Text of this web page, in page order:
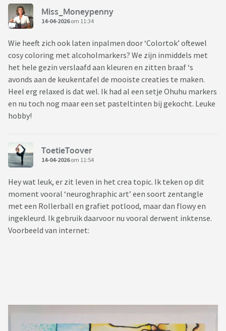
Miss_Moneypenny
14-04-2026om 11:34
Wie heeft zich ook laten inpalmen door ‘Colortok’ oftewel
cosy coloring met alcoholmarkers? We zijn inmiddels met
het hele gezin verslaafd aan kleuren en zitten braaf ‘s
avonds aan de keukentafel de mooiste creaties te maken.
Heel erg relaxed is dat wel. Ik had al een setje Ohuhu markers
en nu toch nog maar een set pasteltinten bij gekocht. Leuke
hobby!
ToetieToover
14-04-2026om 11:54
Hey wat leuk, er zit leven in het crea topic. Ik teken op dit
moment vooral ‘neuroghraphic art’ een soort zentangle
met een Rollerball en grafiet potlood, maar dan flowy en
ingekleurd. Ik gebruik daarvoor nu vooral derwent inktense.
Voorbeeld van internet: